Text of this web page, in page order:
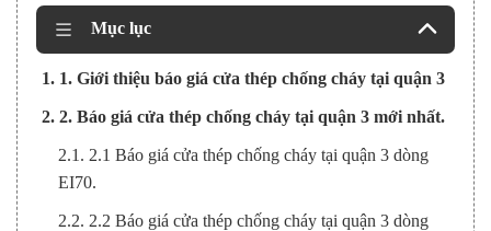
Mục lục
1. 1. Giới thiệu báo giá cửa thép chống cháy tại quận 3
2. 2. Báo giá cửa thép chống cháy tại quận 3 mới nhất.
2.1. 2.1 Báo giá cửa thép chống cháy tại quận 3 dòng
EI70.
2.2. 2.2 Báo giá cửa thép chống cháy tại quận 3 dòng